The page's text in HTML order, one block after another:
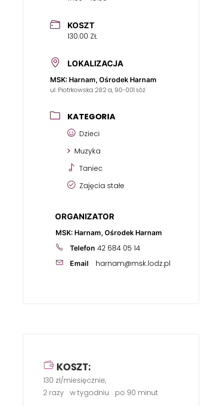
KOSZT
130.00 ZŁ
LOKALIZACJA
MSK: Harnam, Ośrodek Harnam
ul. Piotrkowska 282 a, 90-001 Łóź
KATEGORIA
Dzieci
Muzyka
Taniec
Zajęcia stałe
ORGANIZATOR
MSK: Harnam, Ośrodek Harnam
Telefon 42 684 05 14
Email harnam@msk.lodz.pl
KOSZT:
130 zł/miesięcznie,
2 razy w tygodniu po 90 minut